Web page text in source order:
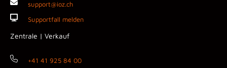
support@ioz.ch
Supportfall melden
Zentrale | Verkauf
+41 41 925 84 00